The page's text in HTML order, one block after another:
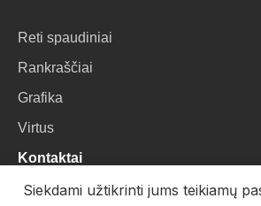
Reti spaudiniai
Rankraščiai
Grafika
Virtus
Kontaktai
Siekdami užtikrinti jums teikiamų